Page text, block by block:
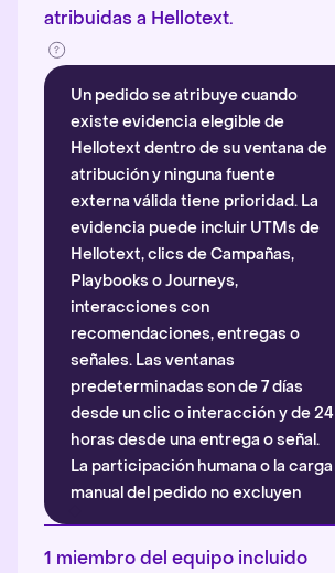
atribuidas a Hellotext.
Un pedido se atribuye cuando
existe evidencia elegible de
Hellotext dentro de su ventana de
atribución y ninguna fuente
externa válida tiene prioridad. La
evidencia puede incluir UTMs de
Hellotext, clics de Campañas,
Playbooks o Journeys,
interacciones con
recomendaciones, entregas o
señales. Las ventanas
predeterminadas son de 7 días
desde un clic o interacción y de 24
horas desde una entrega o señal.
La participación humana o la carga
manual del pedido no excluyen
automáticamente la atribución.
Más información
1 miembro del equipo incluido